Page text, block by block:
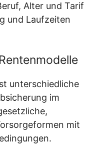
Alter und Tarif
und Laufzeiten
unterschiedliche
im
mit